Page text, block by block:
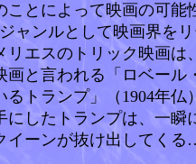
ことによって映画の可能
ャンルとして映画界をリ
エスのトリック映画は
画と言われる「ロベー
るトランプ」（1904年
にしたトランプは、一
イーンが抜け出してく